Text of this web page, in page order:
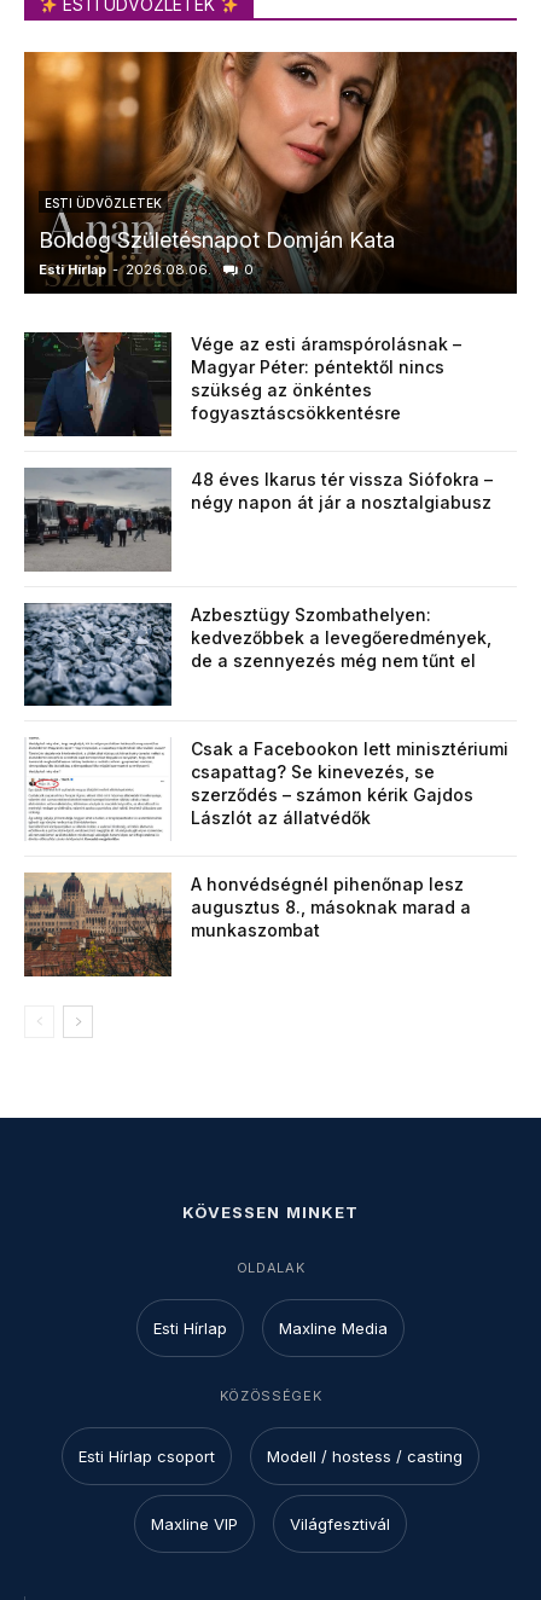
ESTI ÜDVÖZLETEK
ESTI ÜDVÖZLETEK
Boldog Születésnapot Domján Kata
Esti Hírlap - 2026.08.06. 0
Vége az esti áramspórolásnak –
Magyar Péter: péntektől nincs
szükség az önkéntes
fogyasztáscsökkentésre
48 éves Ikarus tér vissza Siófokra –
négy napon át jár a nosztalgiabusz
Azbesztügy Szombathelyen:
kedvezőbbek a levegőeredmények,
de a szennyezés még nem tűnt el
Csak a Facebookon lett minisztériumi
csapattag? Se kinevezés, se
szerződés – számon kérik Gajdos
Lászlót az állatvédők
A honvédségnél pihenőnap lesz
augusztus 8., másoknak marad a
munkaszombat
KÖVESSEN MINKET
OLDALAK
Esti Hírlap Maxline Media
KÖZÖSSÉGEK
Esti Hírlap csoport Modell / hostess / casting
Maxline VIP Világfesztivál